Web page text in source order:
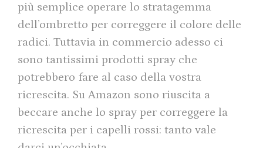
più semplice operare lo stratagemma
dell’ombretto per correggere il colore delle
radici. Tuttavia in commercio adesso ci
sono tantissimi prodotti spray che
potrebbero fare al caso della vostra
ricrescita. Su Amazon sono riuscita a
beccare anche lo spray per correggere la
ricrescita per i capelli rossi: tanto vale